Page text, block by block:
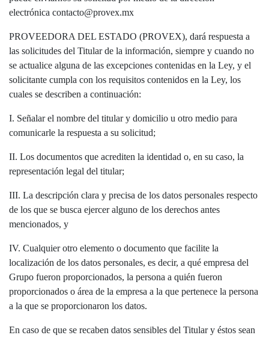
electrónica contacto@provex.mx
PROVEEDORA DEL ESTADO (PROVEX), dará respuesta a
las solicitudes del Titular de la información, siempre y cuando no
se actualice alguna de las excepciones contenidas en la Ley, y el
solicitante cumpla con los requisitos contenidos en la Ley, los
cuales se describen a continuación:
I. Señalar el nombre del titular y domicilio u otro medio para
comunicarle la respuesta a su solicitud;
II. Los documentos que acrediten la identidad o, en su caso, la
representación legal del titular;
III. La descripción clara y precisa de los datos personales respecto
de los que se busca ejercer alguno de los derechos antes
mencionados, y
IV. Cualquier otro elemento o documento que facilite la
localización de los datos personales, es decir, a qué empresa del
Grupo fueron proporcionados, la persona a quién fueron
proporcionados o área de la empresa a la que pertenece la persona
a la que se proporcionaron los datos.
En caso de que se recaben datos sensibles del Titular y éstos sean